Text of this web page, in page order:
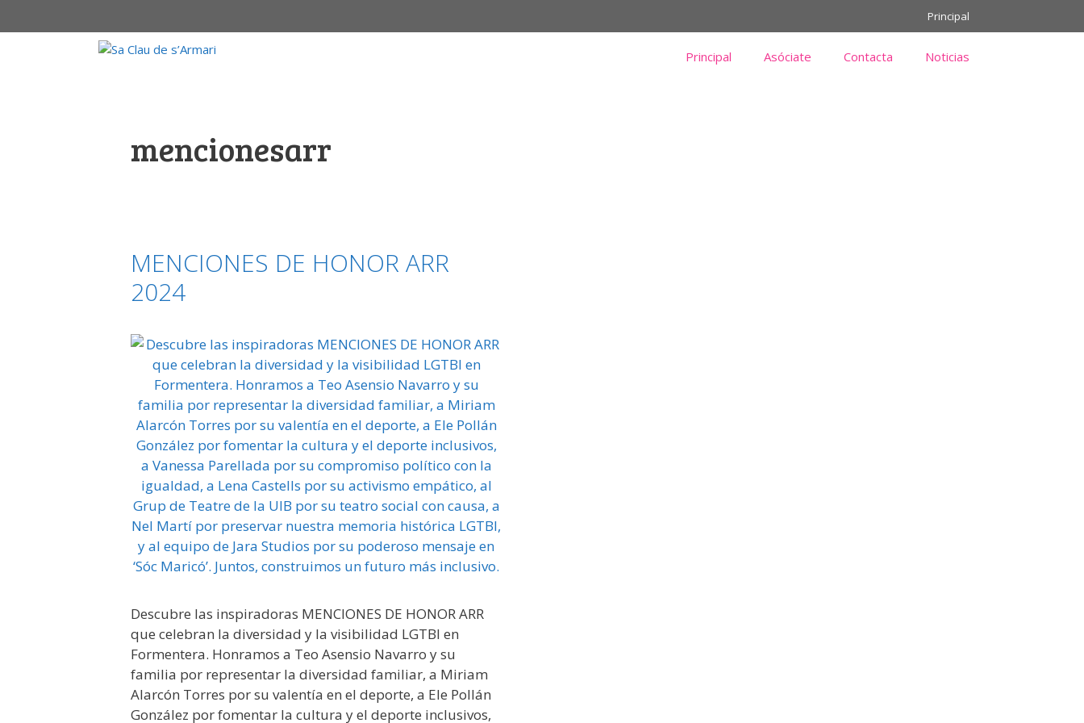
al
Principal
Principal Asóciate Contacta Noticias
mencionesarr
MENCIONES DE HONOR ARR
2024
Descubre las inspiradoras MENCIONES DE HONOR ARR
que celebran la diversidad y la visibilidad LGTBI en
Formentera. Honramos a Teo Asensio Navarro y su
familia por representar la diversidad familiar, a Miriam
Alarcón Torres por su valentía en el deporte, a Ele Pollán
González por fomentar la cultura y el deporte inclusivos,